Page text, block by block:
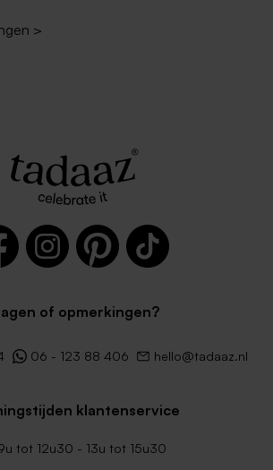
>
of opmerkingen?
06 - 123 88 406 hello@tadaaz.nl
klantenservice
tot 12u30 - 13u tot 15u30